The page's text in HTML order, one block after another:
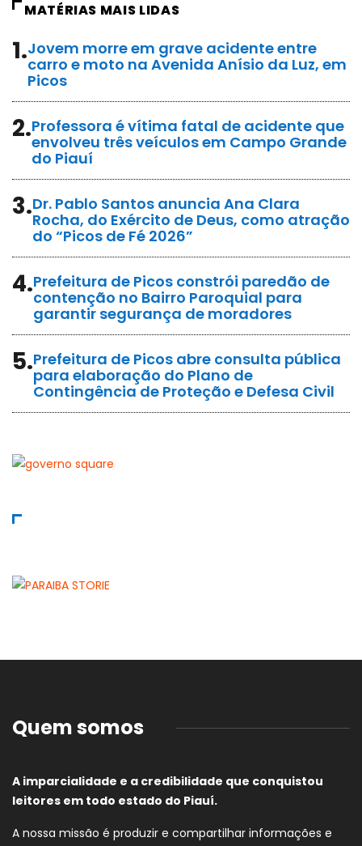
MATÉRIAS MAIS LIDAS
1.Jovem morre em grave acidente entre
carro e moto na Avenida Anísio da Luz, em
Picos
2.Professora é vítima fatal de acidente que
envolveu três veículos em Campo Grande
do Piauí
3.Dr. Pablo Santos anuncia Ana Clara
Rocha, do Exército de Deus, como atração
do “Picos de Fé 2026”
4.Prefeitura de Picos constrói paredão de
contenção no Bairro Paroquial para
garantir segurança de moradores
5.Prefeitura de Picos abre consulta pública
para elaboração do Plano de
Contingência de Proteção e Defesa Civil
Quem somos
A imparcialidade e a credibilidade que conquistou
leitores em todo estado do Piauí.
A nossa missão é produzir e compartilhar informações e